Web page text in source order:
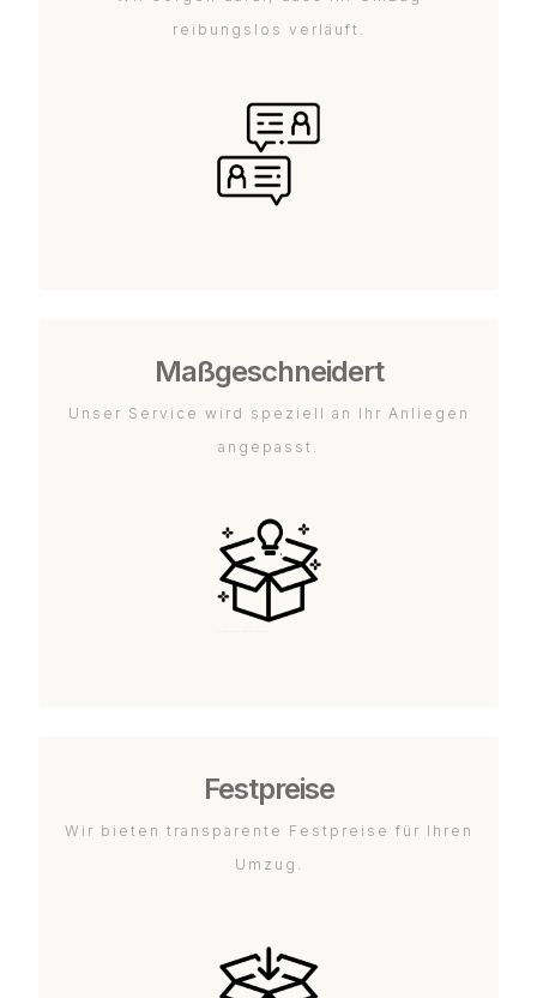
reibungslos verläuft.
Maßgeschneidert
Unser Service wird speziell an Ihr Anliegen
angepasst.
Festpreise
Wir bieten transparente Festpreise für Ihren
Umzug.